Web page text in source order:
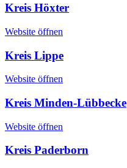
Kreis Höxter
Website öffnen
Kreis Lippe
Website öffnen
Kreis Minden-Lübbecke
Website öffnen
Kreis Paderborn